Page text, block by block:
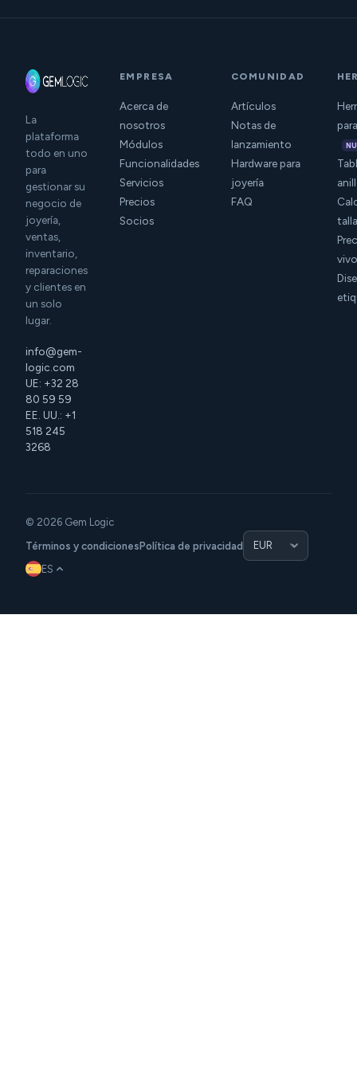
La
plataforma
todo en uno
para
gestionar su
negocio de
joyería,
ventas,
inventario,
reparaciones
y clientes en
un solo
lugar.
info@gem-
logic.com
UE: +32 28
80 59 59
EE. UU.: +1
518 245
3268
EMPRESA
Acerca de
nosotros
Módulos
Funcionalidades
Servicios
Precios
Socios
COMUNIDAD
Artículos
Notas de
lanzamiento
Hardware para
joyería
FAQ
vivo
© 2026 Gem Logic
Términos y condicionesPolítica de privacidad
ES